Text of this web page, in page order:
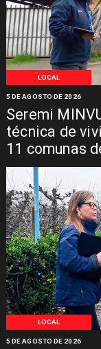
LOCAL
Seremi
técnica de
11 comunas
5 DE AGOSTO DE 2026
LOCAL
5 DE AGOSTO DE 2026